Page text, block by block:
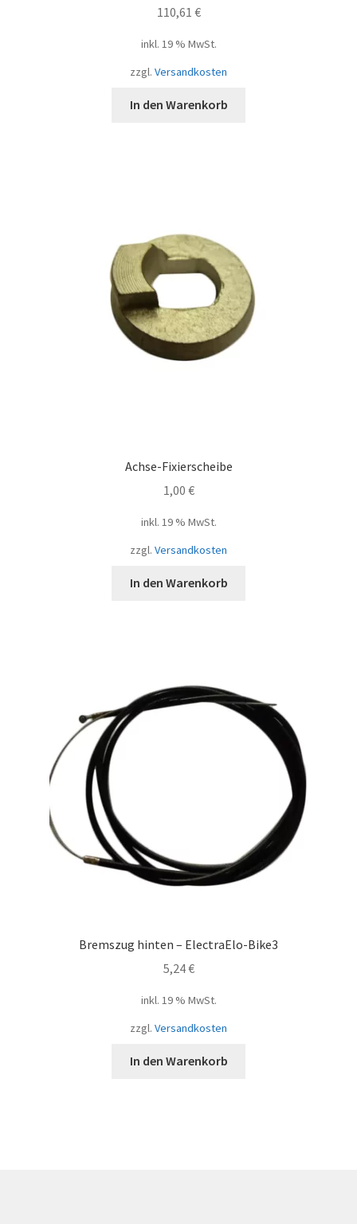
110,61 €
inkl. 19 % MwSt.
zzgl. Versandkosten
In den Warenkorb
Achse-Fixierscheibe
1,00 €
inkl. 19 % MwSt.
zzgl. Versandkosten
In den Warenkorb
Bremszug hinten – ElectraElo-Bike3
5,24€
inkl. 19 % MwSt.
zzgl. Versandkosten
In den Warenkorb